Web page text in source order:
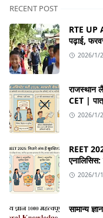
RECENT POST
RTE UP
पढ़ाई,
2026/1/
राजस्थान
CET |
2026/1/
REET
2026/1/
सामान्य